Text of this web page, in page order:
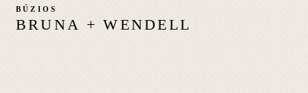
BRUNA + WENDELL
BÚZIOS